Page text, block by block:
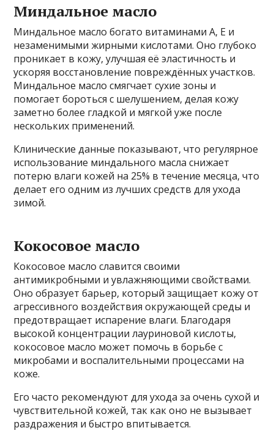
Миндальное масло
Миндальное масло богато витаминами A, E и
незаменимыми жирными кислотами. Оно глубоко
проникает в кожу, улучшая её эластичность и
ускоряя восстановление повреждённых участков.
Миндальное масло смягчает сухие зоны и
помогает бороться с шелушением, делая кожу
заметно более гладкой и мягкой уже после
нескольких применений.
Клинические данные показывают, что регулярное
использование миндального масла снижает
потерю влаги кожей на 25% в течение месяца, что
делает его одним из лучших средств для ухода
зимой.
Кокосовое масло
Кокосовое масло славится своими
антимикробными и увлажняющими свойствами.
Оно образует барьер, который защищает кожу от
агрессивного воздействия окружающей среды и
предотвращает испарение влаги. Благодаря
высокой концентрации лауриновой кислоты,
кокосовое масло может помочь в борьбе с
микробами и воспалительными процессами на
коже.
Его часто рекомендуют для ухода за очень сухой и
чувствительной кожей, так как оно не вызывает
раздражения и быстро впитывается.